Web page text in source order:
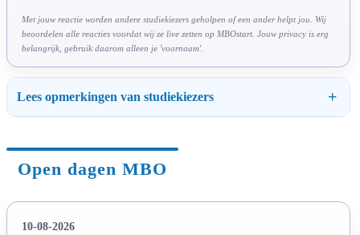
Met jouw reactie worden andere studiekiezers geholpen of een ander helpt jou. Wij
beoordelen alle reacties voordat wij ze live zetten op MBOstart. Jouw privacy is erg
belangrijk, gebruik daarom alleen je 'voornaam'.
Lees opmerkingen van studiekiezers
Open dagen MBO
10-08-2026